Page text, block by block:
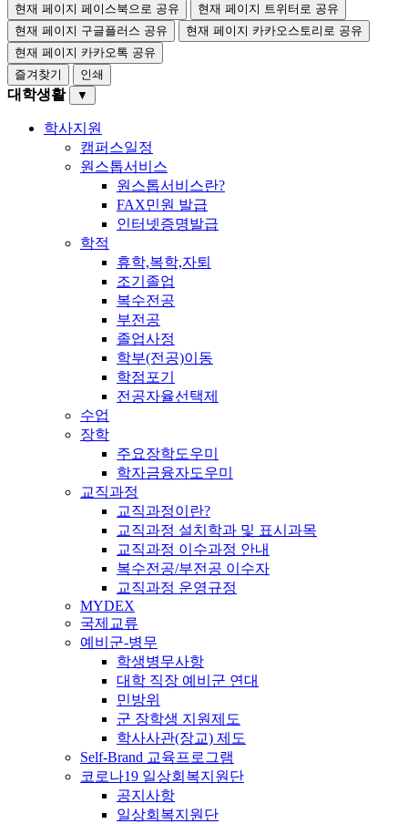
현재 페이지 페이스북으로 공유
현재 페이지 트위터로 공유
현재 페이지 구글플러스 공유
현재 페이지 카카오스토리로 공유
현재 페이지 카카오톡 공유
즐겨찾기
인쇄
대학생활 ▼
학사지원
캠퍼스일정
원스톱서비스
원스톱서비스란?
FAX민원 발급
인터넷증명발급
학적
휴학,복학,자퇴
조기졸업
복수전공
부전공
졸업사정
학부(전공)이동
학점포기
전공자율선택제
수업
장학
주요장학도우미
학자금융자도우미
교직과정
교직과정이란?
교직과정 설치학과 및 표시과목
교직과정 이수과정 안내
복수전공/부전공 이수자
교직과정 운영규정
MYDEX
국제교류
예비군-병무
학생병무사항
대학 직장 예비군 연대
민방위
군 장학생 지원제도
학사사관(장교) 제도
Self-Brand 교육프로그램
코로나19 일상회복지원단
공지사항
일상회복지원단